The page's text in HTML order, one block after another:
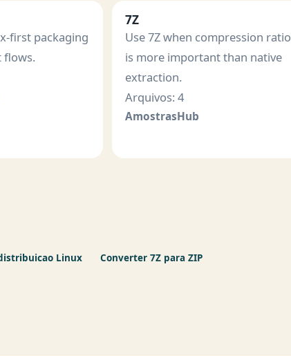
first packaging
flows.
7Z
Use 7Z when compression ratio
is more important than native
extraction.
Arquivos: 4
AmostrasHub
Linux Converter 7Z para ZIP